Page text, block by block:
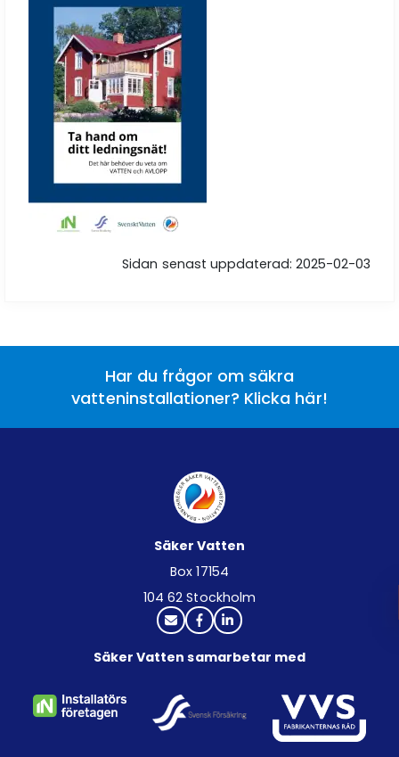
Sidan senast uppdaterad: 2025-02-03
Har du frågor om säkra
vatteninstallationer? Klicka här!
Säker Vatten
Box 17154
104 62 Stockholm
Säker Vatten samarbetar med